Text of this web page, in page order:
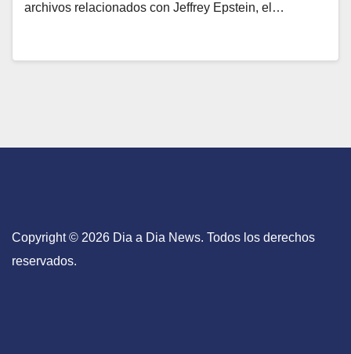
archivos relacionados con Jeffrey Epstein, el…
Copyright © 2026 Dia a Dia News. Todos los derechos
reservados.